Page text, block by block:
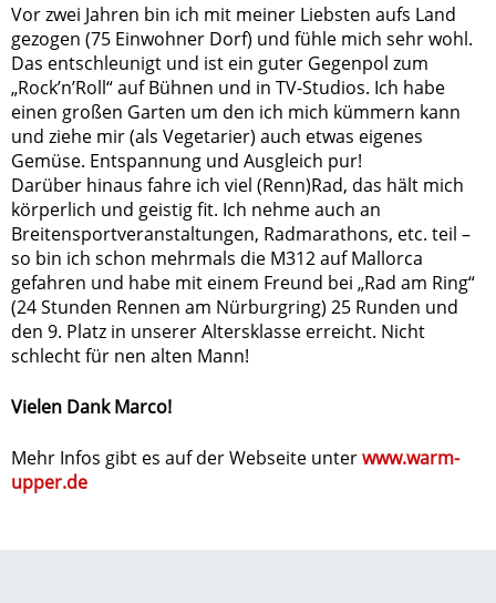
Vor zwei Jahren bin ich mit meiner Liebsten aufs Land
gezogen (75 Einwohner Dorf) und fühle mich sehr wohl.
Das entschleunigt und ist ein guter Gegenpol zum
„Rock’n’Roll“ auf Bühnen und in TV-Studios. Ich habe
einen großen Garten um den ich mich kümmern kann
und ziehe mir (als Vegetarier) auch etwas eigenes
Gemüse. Entspannung und Ausgleich pur!
Darüber hinaus fahre ich viel (Renn)Rad, das hält mich
körperlich und geistig fit. Ich nehme auch an
Breitensportveranstaltungen, Radmarathons, etc. teil –
so bin ich schon mehrmals die M312 auf Mallorca
gefahren und habe mit einem Freund bei „Rad am Ring“
(24 Stunden Rennen am Nürburgring) 25 Runden und
den 9. Platz in unserer Altersklasse erreicht. Nicht
schlecht für nen alten Mann!
Vielen Dank Marco!
Mehr Infos gibt es auf der Webseite unterwww.warm-
upper.de